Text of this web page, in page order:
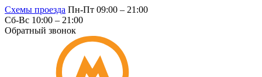
Схемы проезда Пн-Пт 09:00 – 21:00
Сб-Вс 10:00 – 21:00
Обратный звонок